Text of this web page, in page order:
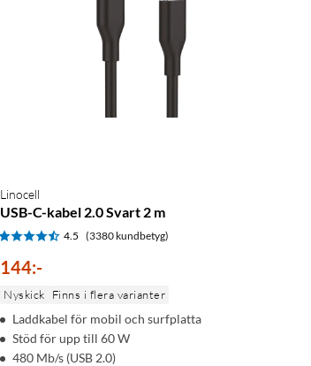
Linocell
USB-C-kabel 2.0 Svart 2 m
4.5 (3380 kundbetyg)
144:-
Nyskick Finns i flera varianter
Laddkabel för mobil och surfplatta
Stöd för upp till 60 W
480 Mb/s (USB 2.0)